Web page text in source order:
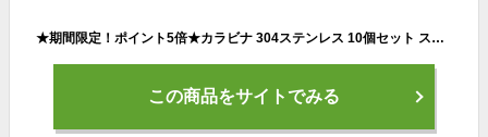
★期間限定！ポイント5倍★カラビナ 304ステンレス 10個セット スプリングフック アウトドア ステンレス製 旅行 用品 釣り トレッキング カラビナステンレス 軽量 落下防止
この商品をサイトでみる